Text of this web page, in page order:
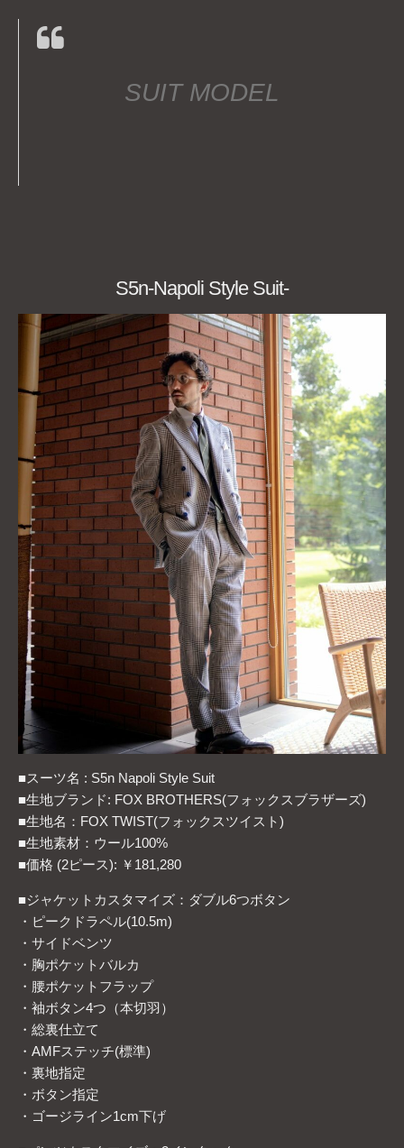
SUIT MODEL
S5n-Napoli Style Suit-
■スーツ名 : S5n Napoli Style Suit
■生地ブランド: FOX BROTHERS(フォックスブラザーズ)
■生地名：FOX TWIST(フォックスツイスト)
■生地素材：ウール100%
■価格 (2ピース): ￥181,280
■ジャケットカスタマイズ：ダブル6つボタン
・ピークドラペル(10.5m)
・サイドベンツ
・胸ポケットバルカ
・腰ポケットフラップ
・袖ボタン4つ（本切羽）
・総裏仕立て
・AMFステッチ(標準)
・裏地指定
・ボタン指定
・ゴージライン1cm下げ